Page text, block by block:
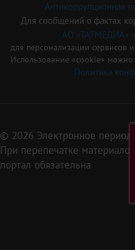
Антикоррупционная
Для сообщений о фактах
АО «ТАТМЕДИА»
для персонализации сервисов
Использование «cookie» можно
Политика
© 2026 Электронное
При перепечатке
портал обязательна